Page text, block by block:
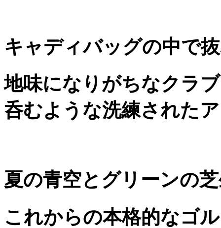
キャディバッグの中で
地味になりがちなクラ
呑むような洗練された
夏の青空とグリーンの
これからの本格的なゴ